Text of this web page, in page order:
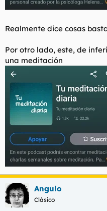
Realmente dice cosas
Por otro lado, este, de
una meditación
Angulo
Clásico